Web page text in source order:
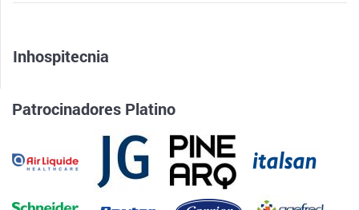
Inhospitecnia
Patrocinadores Platino